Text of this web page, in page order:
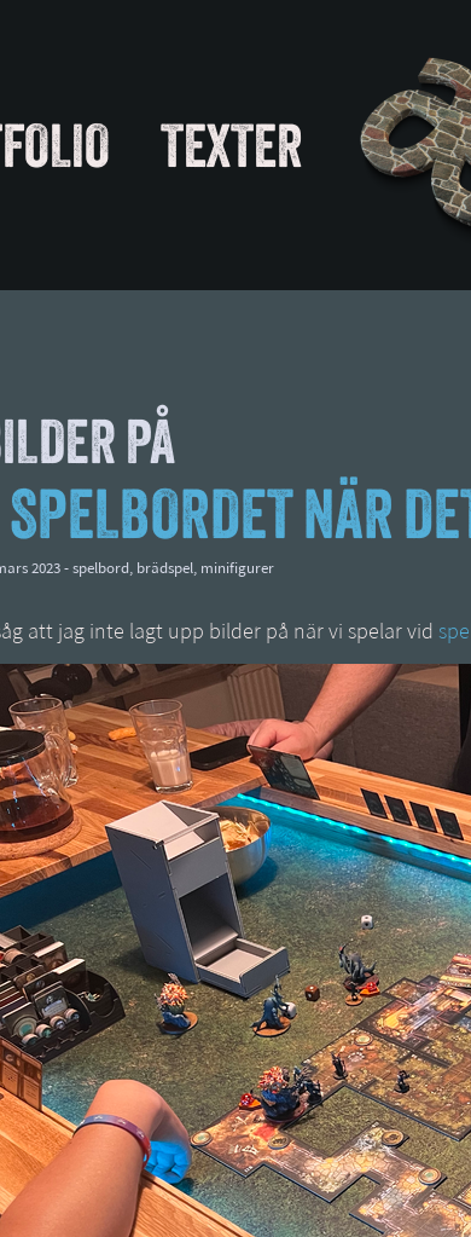
TEXTER
PÅ
SPELBORDET NÄR
2023 - spelbord, brädspel, minifigurer
att jag inte lagt upp bilder på när vi spelar vid